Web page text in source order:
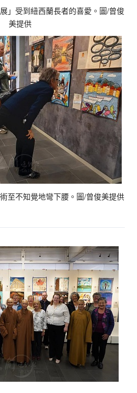
」受到紐西蘭長者的喜愛。圖/曾俊
美提供
至不知覺地彎下腰。圖/曾俊美提供